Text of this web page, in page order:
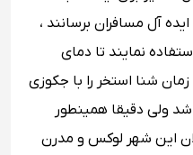
آل مسافران برسانند ،
نمایند تا دمای
شنا استخر را با جکوزی
ولی دقیقا همینطور
این شهر لوکس و مدرن